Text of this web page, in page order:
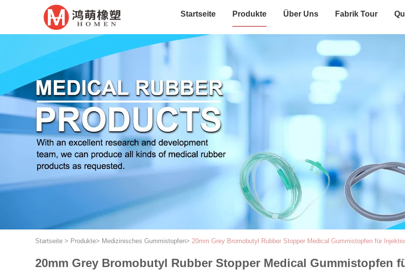
Startseite Produkte Über Uns Fabrik Tour
Startseite > Produkte> Medizinisches Gummistopfen> 20mm Grey Bromobutyl Rubber Stopper Medical Gummistopfen für
20mm Grey Bromobutyl Rubber Stopper Medical Gummistopfen